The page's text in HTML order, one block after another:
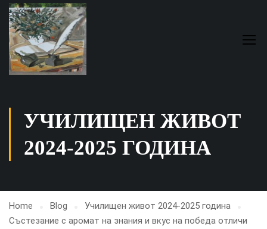
УЧИЛИЩЕН ЖИВОТ
2024-2025 ГОДИНА
Home Blog
Училищен живот 2024-2025 година
Състезание с аромат на знания и вкус на победа отличи